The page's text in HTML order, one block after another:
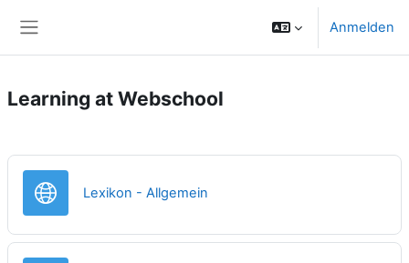
Anmelden
Learning at Webschool
Lexikon - Allgemein